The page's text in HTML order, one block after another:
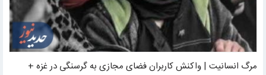
مرگ انسانیت | واکنش کاربران فضای مجازی به گرسنگی در غزه +